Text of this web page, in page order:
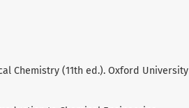
Chemistry (11th ed.). Oxford University